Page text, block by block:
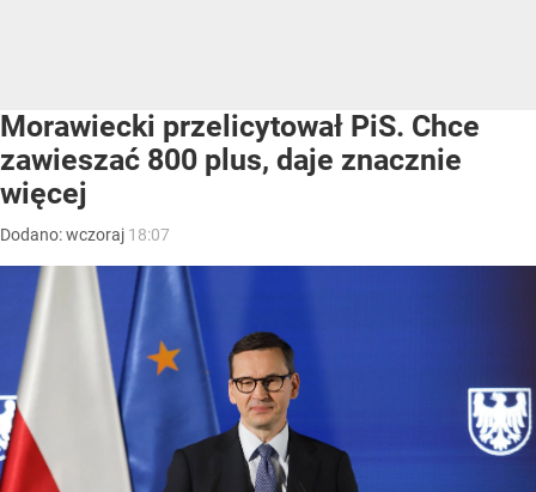
Morawiecki przelicytował PiS. Chce
zawieszać 800 plus, daje znacznie
więcej
Dodano:wczoraj 18:07